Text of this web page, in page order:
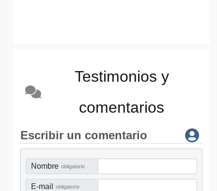
Testimonios y
comentarios
Escribir un comentario
Nombre obligatorio
E-mail obligatorio